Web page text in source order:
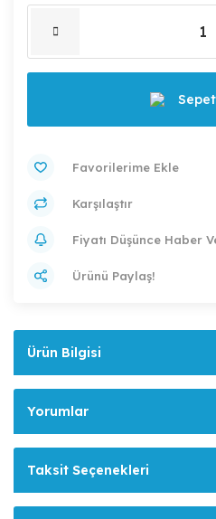
Karşılaştır
Fiyatı Düşünce Haber
Ürünü Paylaş!
Ürün Bilgisi
Yorumlar
Taksit Seçenekleri